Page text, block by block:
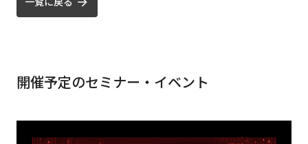
開催予定のセミナー・イベント